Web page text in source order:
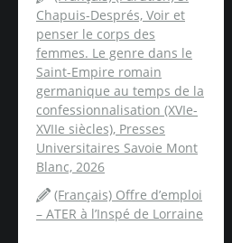
Chapuis-Després, Voir et
penser le corps des
femmes. Le genre dans le
Saint-Empire romain
germanique au temps de la
confessionnalisation (XVIe-
XVIIe siècles), Presses
Universitaires Savoie Mont
Blanc, 2026
(Français) Offre d’emploi
– ATER à l’Inspé de Lorraine